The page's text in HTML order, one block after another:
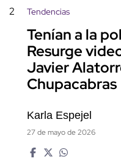
2 Tendencias
Tenían a la
Resurge
Javier
Chupacabras
Karla Espejel
27 de mayo de 2026